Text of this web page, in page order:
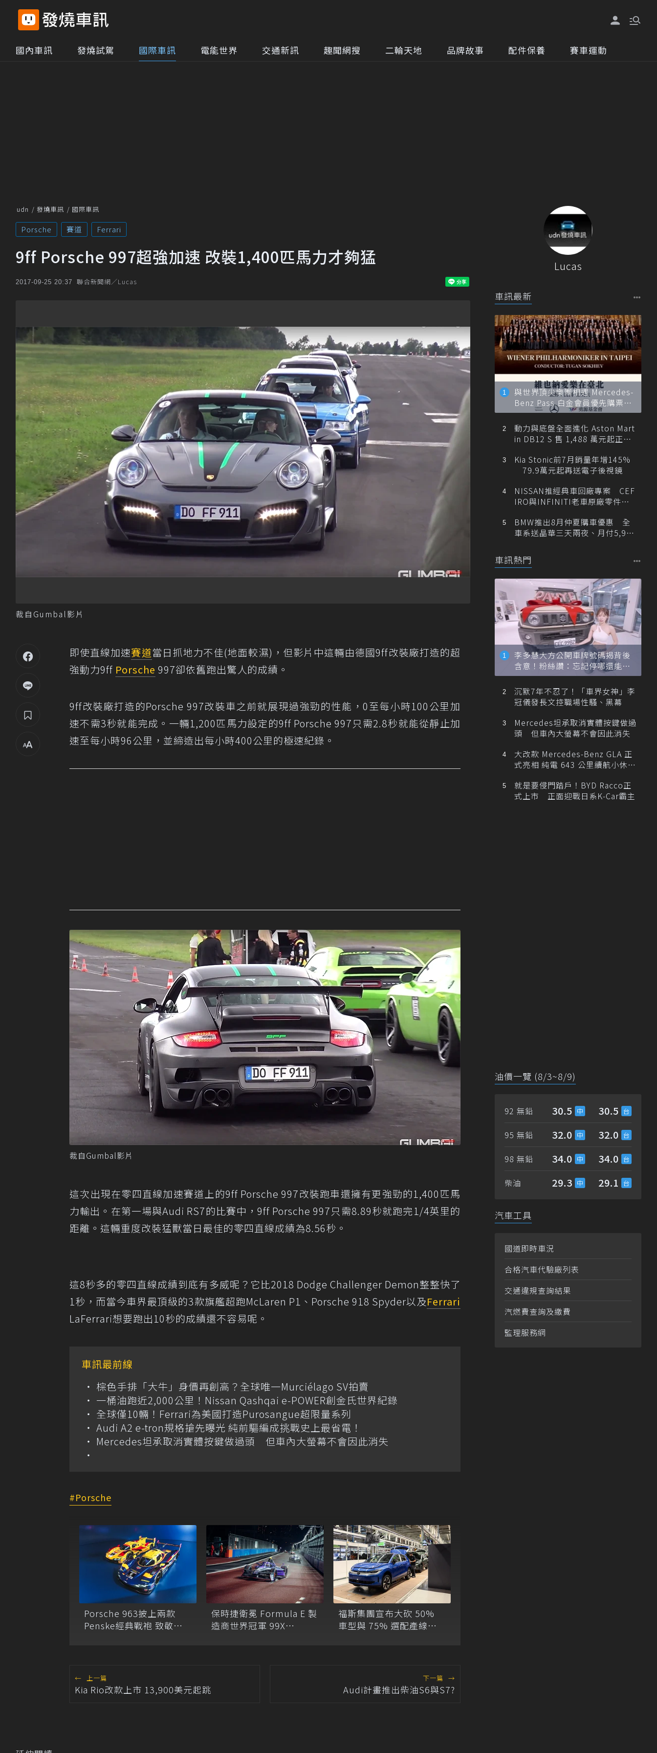
國內車訊 發燒試駕 國際車訊 電能世界 交通新訊 趣聞網搜 二輪天地 品牌故事 配件保養 賽車運動
udn 發燒車訊 國際車訊
Porsche 賽道 Ferrari
9ff Porsche 997超強加速 改裝1,400匹馬力才夠猛
2017-09-25 20:37 聯合新聞網／Lucas
裁自Gumbal影片
即使直線加速賽道當日抓地力不佳(地面較濕)，但影片中這輛由德國9ff改裝廠打造的超
強動力9ff Porsche 997卻依舊跑出驚人的成績。
9ff改裝廠打造的Porsche 997改裝車之前就展現過強勁的性能，0至每小時100公里加
速不需3秒就能完成。一輛1,200匹馬力設定的9ff Porsche 997只需2.8秒就能從靜止加
速至每小時96公里，並締造出每小時400公里的極速紀錄。
裁自Gumbal影片
這次出現在零四直線加速賽道上的9ff Porsche 997改裝跑車還擁有更強勁的1,400匹馬
力輸出。在第一場與Audi RS7的比賽中，9ff Porsche 997只需8.89秒就跑完1/4英里的
距離。這輛重度改裝猛獸當日最佳的零四直線成績為8.56秒。
這8秒多的零四直線成績到底有多威呢？它比2018 Dodge Challenger Demon整整快了
1秒，而當今車界最頂級的3款旗艦超跑McLaren P1、Porsche 918 Spyder以及Ferrari
LaFerrari想要跑出10秒的成績還不容易呢。
車訊最前線
棕色手排「大牛」身價再創高？全球唯一Murciélago SV拍賣
一桶油跑近2,000公里！Nissan Qashqai e-POWER創金氏世界紀錄
全球僅10輛！Ferrari為美國打造Purosangue超限量系列
Audi A2 e-tron規格搶先曝光 純前驅編成挑戰史上最省電！
Mercedes坦承取消實體按鍵做過頭 但車內大螢幕不會因此消失
Porsche
Porsche 963披上兩款
Penske經典戰袍 致敬
保時捷衛冕 Formula E 製
造商世界冠軍 99X
福斯集團宣布大砍 50%
車型與 75% 選配產線，
← 上一篇
Kia Rio改款上市 13,900美元起跳
下一篇 →
Audi計畫推出柴油S6與S7?
Lucas
車訊最新
與世界頂尖樂團相遇 Mercedes-
Benz Pass 白金會員優先購票維
也納愛樂
動力與底盤全面進化 Aston Mart
in DB12 S 售 1,488 萬元起正式
Kia Stonic前7月銷量年增145%
79.9萬元起再送電子後視鏡
NISSAN推經典車回廠專案 CEF
IRO與INFINITI老車原廠零件最
BMW推出8月仲夏購車優惠 全
車系送晶華三天兩夜、月付5,900
車訊熱門
李多慧大方公開車牌號碼揭背後
含意！粉絲讚：忘記停哪還能幫
忙找車
沉默7年不忍了！「車界女神」李
冠儀發長文控職場性騷、黑幕
Mercedes坦承取消實體按鍵做過
頭 但車內大螢幕不會因此消失
大改款 Mercedes-Benz GLA 正
式亮相 純電 643 公里續航小休
就是要侵門踏戶！BYD Racco正
式上市 正面迎戰日系K-Car霸主
油價一覽 (8/3~8/9)
92 無鉛 30.5 30.5
95 無鉛 32.0 32.0
98 無鉛 34.0 34.0
柴油 29.3 29.1
汽車工具
國道即時車況
合格汽車代驗廠列表
交通違規查詢結果
汽燃費查詢及繳費
監理服務網